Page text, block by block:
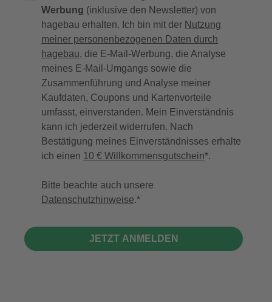
Werbung (inklusive den Newsletter) von
hagebau erhalten. Ich bin mit der Nutzung
meiner personenbezogenen Daten durch
hagebau, die E-Mail-Werbung, die Analyse
meines E-Mail-Umgangs sowie die
Zusammenführung und Analyse meiner
Kaufdaten, Coupons und Kartenvorteile
umfasst, einverstanden. Mein Einverständnis
kann ich jederzeit widerrufen. Nach
Bestätigung meines Einverständnisses erhalte
ich einen 10 € Willkommensgutschein*.
Bitte beachte auch unsere
Datenschutzhinweise.
JETZT ANMELDEN